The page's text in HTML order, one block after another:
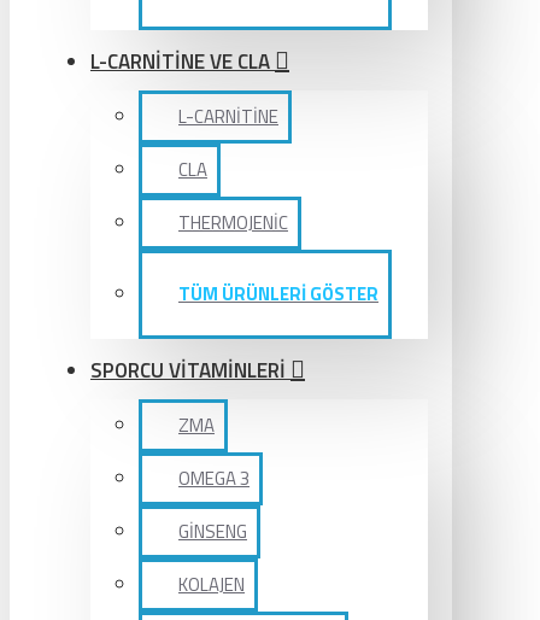
L-CARNİTİNE VE CLA
L-CARNİTİNE
CLA
THERMOJENİC
TÜM ÜRÜNLERİ GÖSTER
SPORCU VİTAMİNLERİ
ZMA
OMEGA 3
GİNSENG
KOLAJEN